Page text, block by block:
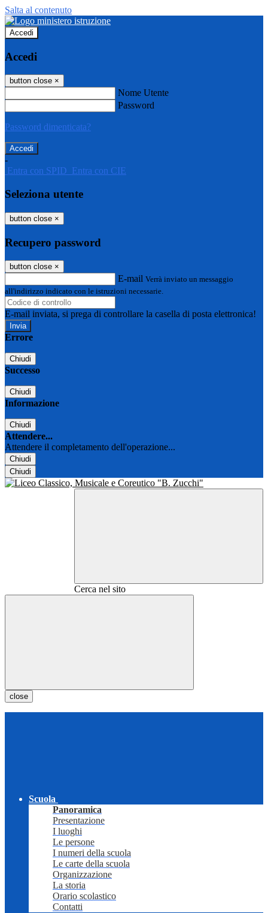
Salta al contenuto
Accedi
Accedi
button close ×
Nome Utente
Password
Password dimenticata?
-
Entra con SPID Entra con CIE
Seleziona utente
button close ×
Recupero password
button close ×
E-mail Verrà inviato un messaggio
all'indirizzo indicato con le istruzioni necessarie.
E-mail inviata, si prega di controllare la casella di posta elettronica!
Errore
Chiudi
Successo
Chiudi
Informazione
Chiudi
Attendere...
Attendere il completamento dell'operazione...
Chiudi
Chiudi
Cerca nel sito
close
Scuola
Panoramica
Presentazione
I luoghi
Le persone
I numeri della scuola
Le carte della scuola
Organizzazione
La storia
Orario scolastico
Contatti